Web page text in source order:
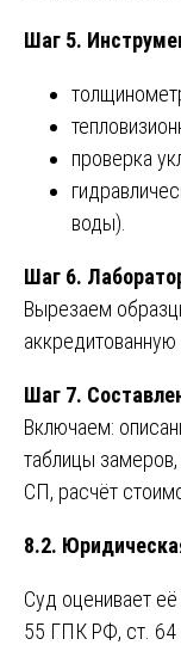
Шаг 5.
проверка
воды).
Шаг 6.
Вырезаем
Шаг 7.
Включаем:
таблицы
СП, расчёт
8.2.
Суд оценивает её
55 ГПК РФ, ст.